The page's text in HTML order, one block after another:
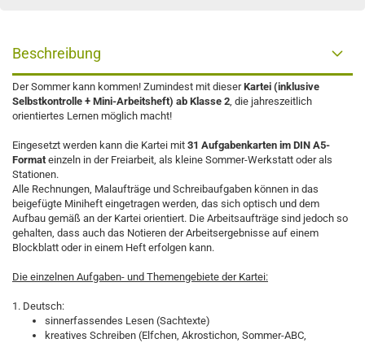
Beschreibung
Der Sommer kann kommen! Zumindest mit dieserKartei (inklusive
Selbstkontrolle + Mini-Arbeitsheft) ab Klasse 2, die jahreszeitlich
orientiertes Lernen möglich macht!
Eingesetzt werden kann die Kartei mit 31 Aufgabenkarten im DIN A5-
Formateinzeln in der Freiarbeit, als kleine Sommer-Werkstatt oder als
Stationen.
Alle Rechnungen, Malaufträge und Schreibaufgaben können in das
beigefügte Miniheft eingetragen werden, das sich optisch und dem
Aufbau gemäß an der Kartei orientiert. Die Arbeitsaufträge sind jedoch so
gehalten, dass auch das Notieren der Arbeitsergebnisse auf einem
Blockblatt oder in einem Heft erfolgen kann.
Die einzelnen Aufgaben- und Themengebiete der Kartei:
1. Deutsch:
sinnerfassendes Lesen (Sachtexte)
kreatives Schreiben (Elfchen, Akrostichon, Sommer-ABC,